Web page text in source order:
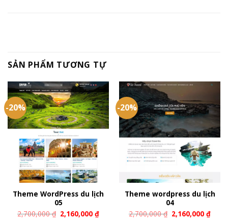
SẢN PHẨM TƯƠNG TỰ
-20%
Theme WordPress du lịch
05
2,700,000₫ 2,160,000₫
-20%
Theme wordpress du lịch
04
2,700,000₫ 2,160,000₫